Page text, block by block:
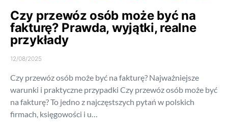
Czy przewóz osób może być na
fakturę? Prawda, wyjątki, realne
przykłady
12/08/2025
Czy przewóz osób może być na fakturę? Najważniejsze
warunki i praktyczne przypadki Czy przewóz osób może być
na fakturę? To jedno z najczęstszych pytań w polskich
firmach, księgowości i u…